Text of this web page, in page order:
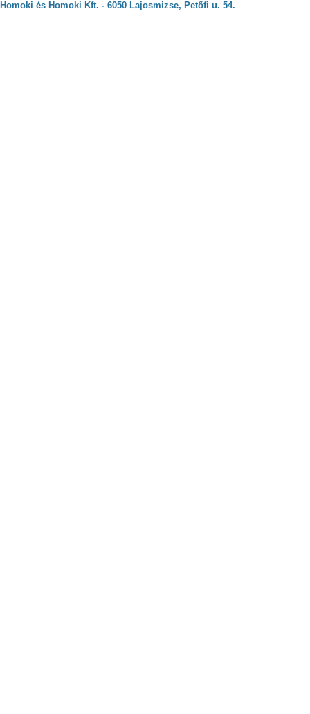
Homoki és Homoki Kft. - 6050 Lajosmizse, Petőfi u. 54.